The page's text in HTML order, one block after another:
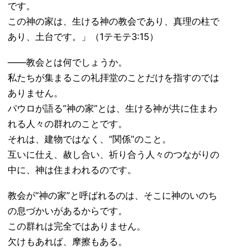
です。
この神の家は、生ける神の教会であり、真理の柱で
あり、土台です。」（1テモテ3:15）
――教会とは何でしょうか。
私たちが集まるこの礼拝堂のことだけを指すのでは
ありません。
パウロが語る“神の家”とは、生ける神が共に住まわ
れる人々の群れのことです。
それは、建物ではなく、“関係”のこと。
互いに仕え、赦し合い、祈り合う人々のつながりの
中に、神は住まわれるのです。
教会が“神の家”と呼ばれるのは、そこに神のいのち
の息づかいがあるからです。
この群れは完全ではありません。
欠けもあれば、摩擦もある。